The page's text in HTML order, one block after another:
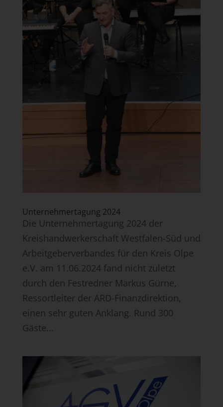
Unternehmertagung 2024
Die Unternehmertagung 2024 der
Kreishandwerkerschaft Westfalen-Süd und
Arbeitgeberverbandes für den Kreis Olpe
e.V. am 11.06.2024 fand nicht zuletzt
durch den Festredner Markus Gürne,
Ressortleiter der ARD-Finanzdirektion,
einen sehr guten Anklang. Rund 300
Gäste...